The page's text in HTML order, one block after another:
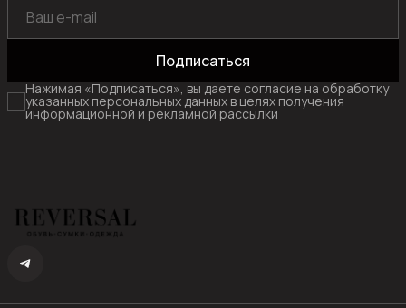
Подписаться
Нажимая «Подписаться», вы даете согласие на обработку
указанных персональных данных в целях получения
информационной и рекламной рассылки